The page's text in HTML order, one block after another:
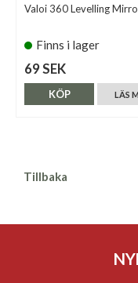
Valoi 360 Levelling
Finns i lager
69 SEK
LÄS
KÖP
Tillbaka